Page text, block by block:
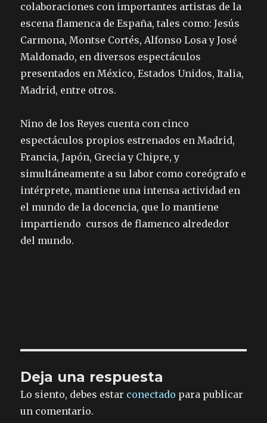
colaboraciones con importantes artistas de la
escena flamenca de España, tales como: Jesús
Carmona, Montse Cortés, Alfonso Losa y José
Maldonado, en diversos espectáculos
presentados en México, Estados Unidos, Italia,
Madrid, entre otros.
Nino de los Reyes cuenta con cinco
espectáculos propios estrenados en Madrid,
Francia, Japón, Grecia y Chipre, y
simultáneamente a su labor como coreógrafo e
intérprete, mantiene una intensa actividad en
el mundo de la docencia, que lo mantiene
impartiendo cursos de flamenco alrededor
del mundo.
Deja una respuesta
Lo siento, debes estar conectado para publicar
un comentario.